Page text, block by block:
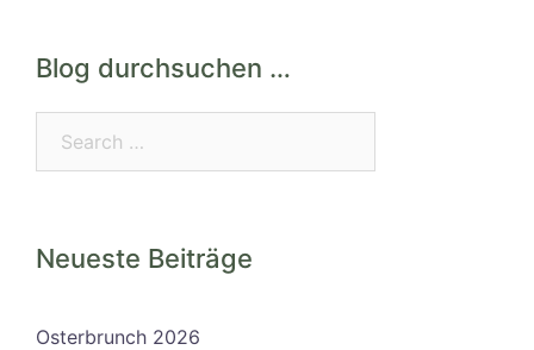
Blog durchsuchen …
Neueste Beiträge
Osterbrunch 2026